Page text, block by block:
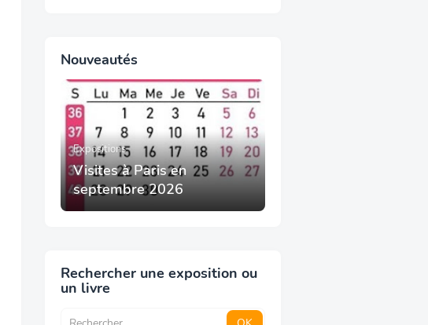
Nouveautés
Expositions
Visites à Paris en
septembre 2026
Rechercher une exposition ou
un livre